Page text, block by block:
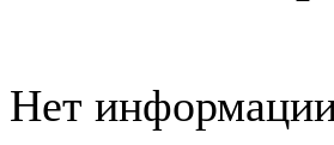
Нет